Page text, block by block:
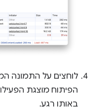
לוחצים על התמונה
הפיתוח מוצגת
באותו רגע.